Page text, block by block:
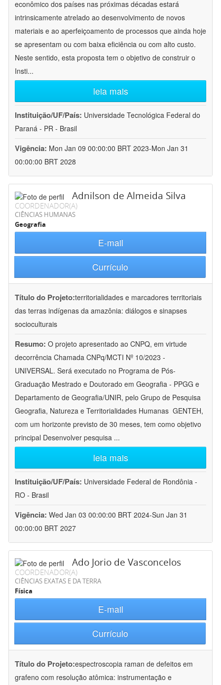
econômico dos países nas próximas décadas estará
intrinsicamente atrelado ao desenvolvimento de novos
materiais e ao aperfeiçoamento de processos que ainda hoje
se apresentam ou com baixa eficiência ou com alto custo.
Neste sentido, esta proposta tem o objetivo de construir o
Insti...
leia mais
Instituição/UF/País: Universidade Tecnológica Federal do
Paraná - PR - Brasil
Vigência: Mon Jan 09 00:00:00 BRT 2023-Mon Jan 31
00:00:00 BRT 2028
Adnilson de Almeida Silva
COORDENADOR(A)
CIÊNCIAS HUMANAS
Geografia
E-mail
Currículo
Título do Projeto:territorialidades e marcadores territoriais
das terras indígenas da amazônia: diálogos e sinapses
socioculturais
Resumo: O projeto apresentado ao CNPQ, em virtude
decorrência Chamada CNPq/MCTI Nº 10/2023 -
UNIVERSAL. Será executado no Programa de Pós-
Graduação Mestrado e Doutorado em Geografia - PPGG e
Departamento de Geografia/UNIR, pelo Grupo de Pesquisa
Geografia, Natureza e Territorialidades Humanas  GENTEH,
com um horizonte previsto de 30 meses, tem como objetivo
principal Desenvolver pesquisa ...
leia mais
Instituição/UF/País: Universidade Federal de Rondônia -
RO - Brasil
Vigência: Wed Jan 03 00:00:00 BRT 2024-Sun Jan 31
00:00:00 BRT 2027
Ado Jorio de Vasconcelos
COORDENADOR(A)
CIÊNCIAS EXATAS E DA TERRA
Física
E-mail
Currículo
Título do Projeto:espectroscopia raman de defeitos em
grafeno com resolução atômica: instrumentação e